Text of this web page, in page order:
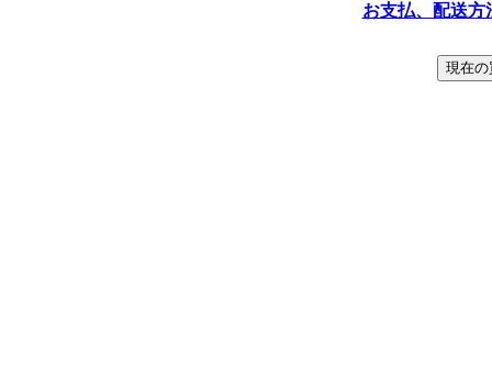
お支払、配送方